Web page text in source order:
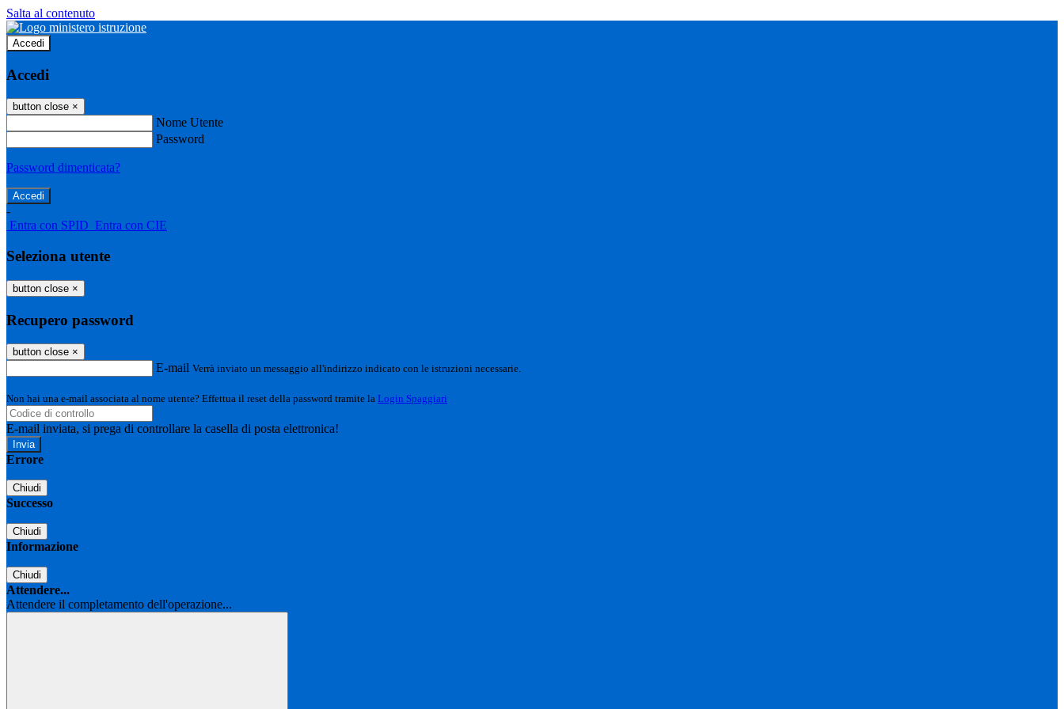
Salta al contenuto
Accedi
Accedi
button close ×
Nome Utente
Password
Password dimenticata?
-
Entra con SPID Entra con CIE
Seleziona utente
button close ×
Recupero password
button close ×
E-mail Verrà inviato un messaggio all'indirizzo indicato con le istruzioni necessarie.
Non hai una e-mail associata al nome utente? Effettua il reset della password tramite la Login Spaggiari
E-mail inviata, si prega di controllare la casella di posta elettronica!
Errore
Chiudi
Successo
Chiudi
Informazione
Chiudi
Attendere...
Attendere il completamento dell'operazione...